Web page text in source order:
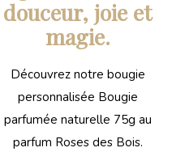
douceur, joie et
magie.
Découvrez notre bougie
personnalisée Bougie
parfumée naturelle 75g au
parfum Roses des Bois.